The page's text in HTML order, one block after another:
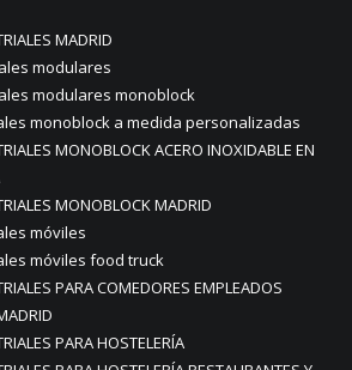
MADRID
modulares
modulares monoblock
monoblock a medida personalizadas
MONOBLOCK ACERO INOXIDABLE EN
MONOBLOCK MADRID
móviles
móviles food truck
PARA COMEDORES EMPLEADOS
PARA HOSTELERÍA